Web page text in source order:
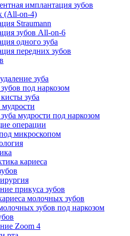
имплантация зубов
(All-on-4)
Straumann
зубов All-on-6
одного зуба
передних зубов
зуба
под наркозом
зуба
мудрости
мудрости под наркозом
операции
микроскопом
кариеса
прикуса зубов
молочных зубов
зубов под наркозом
Zoom 4